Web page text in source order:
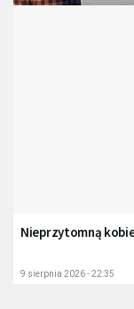
Nieprzytomną
9 sierpnia 2026 - 22:35